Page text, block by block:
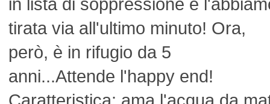
tirata via all'ultimo minuto! Ora,
però, è in rifugio da 5
anni...Attende l'happy end!